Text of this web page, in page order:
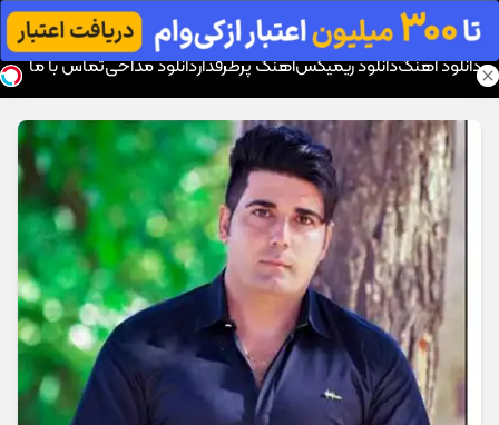
موزیک تار
دانلود آهنگدانلود ریمیکسآهنگ پرطرفداردانلود مداحیتماس با ما